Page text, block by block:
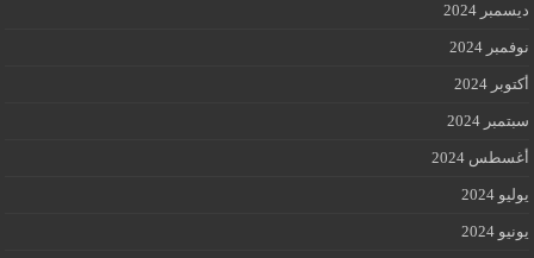
ديسمبر 2024
نوفمبر 2024
أكتوبر 2024
سبتمبر 2024
أغسطس 2024
يوليو 2024
يونيو 2024